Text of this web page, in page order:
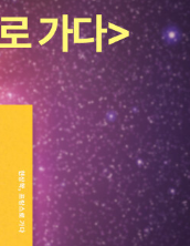
그런 모습을 보고 사자
상한 핀둘리 금새 털을
가다가 이번에는 얼룩
니 줄무늬를 만들고 싶거
조용한 곳으로 온 핀둘
러자 흐릿한 줄무늬는
붙이고 납작한 털에는 잔
자신을 놀렸던 친구들